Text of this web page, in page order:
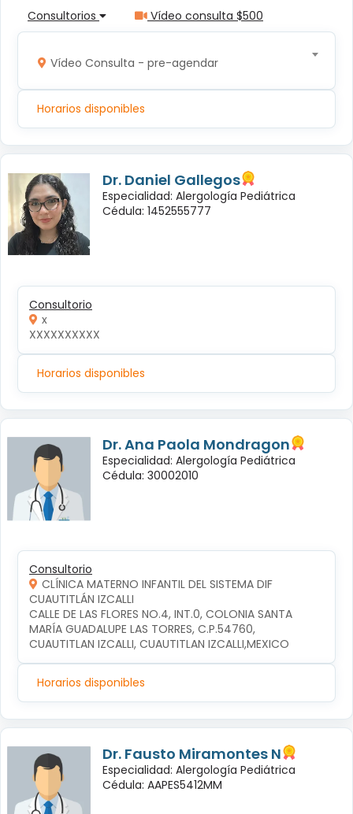
Consultorios Vídeo consulta $500
Vídeo Consulta - pre-agendar
Horarios disponibles
Dr. Daniel Gallegos
Especialidad: Alergología Pediátrica
Cédula: 1452555777
Consultorio
x
XXXXXXXXXX
Horarios disponibles
Dr. Ana Paola Mondragon
Especialidad: Alergología Pediátrica
Cédula: 30002010
Consultorio
CLÍNICA MATERNO INFANTIL DEL SISTEMA DIF
CUAUTITLÁN IZCALLI
CALLE DE LAS FLORES NO.4, INT.0, COLONIA SANTA
MARÍA GUADALUPE LAS TORRES, C.P.54760,
CUAUTITLAN IZCALLI, CUAUTITLAN IZCALLI,MEXICO
Horarios disponibles
Dr. Fausto Miramontes N
Especialidad: Alergología Pediátrica
Cédula: AAPES5412MM